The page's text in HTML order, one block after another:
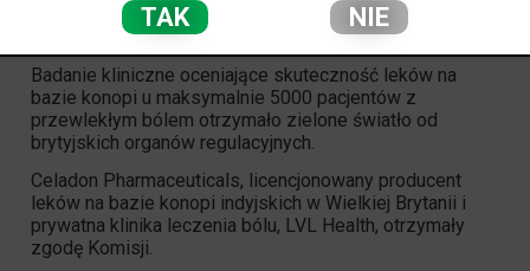
DOTYCZĄCE LEKÓW Z KONOPI INDYJSKICH I
PRZEWLEKŁEGO BÓLU
Badanie kliniczne oceniające skuteczność leków na
bazie konopi u maksymalnie 5000 pacjentów z
przewlekłym bólem otrzymało zielone światło od
brytyjskich organów regulacyjnych.
Celadon Pharmaceuticals, licencjonowany producent
leków na bazie konopi indyjskich w Wielkiej Brytanii i
prywatna klinika leczenia bólu, LVL Health, otrzymały
zgodę Komisji.
TAK NIE